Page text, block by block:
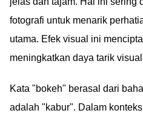
fotografi untuk menarik
utama. Efek visual ini
meningkatkan daya tarik
Kata "bokeh" berasal dari
adalah "kabur". Dalam